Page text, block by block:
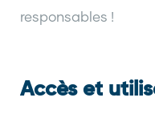
responsables !
Accès et